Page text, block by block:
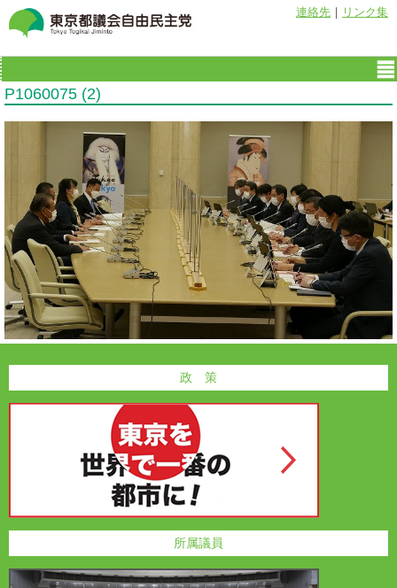
連絡先 ｜ リンク集
P1060075 (2)
政 策
所属議員